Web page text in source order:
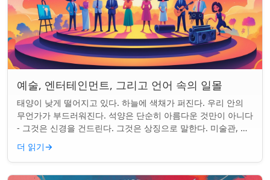
예술, 엔터테인먼트, 그리고 언어 속의 일몰
태양이 낮게 떨어지고 있다. 하늘에 색채가 퍼진다. 우리 안의
무언가가 부드러워진다. 석양은 단순히 아름다운 것만이 아니다
- 그것은 신경을 건드린다. 그것은 상징으로 말한다. 미술관, 화
면, 그리고 우리가 말하는 ...
더 읽기→